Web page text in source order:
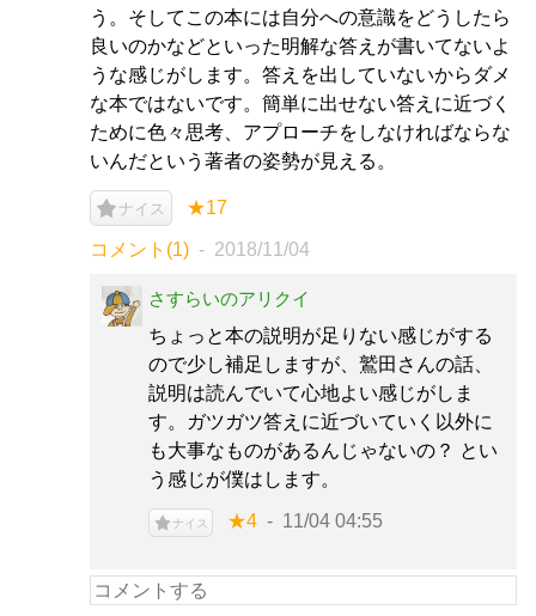
う。そしてこの本には自分への意識をどうしたら
良いのかなどといった明解な答えが書いてないよ
うな感じがします。答えを出していないからダメ
な本ではないです。簡単に出せない答えに近づく
ために色々思考、アプローチをしなければならな
いんだという著者の姿勢が見える。
ナイス ★17
コメント(1) 2018/11/04
さすらいのアリクイ
ちょっと本の説明が足りない感じがする
ので少し補足しますが、鷲田さんの話、
説明は読んでいて心地よい感じがしま
す。ガツガツ答えに近づいていく以外に
も大事なものがあるんじゃないの？ とい
う感じが僕はします。
ナイス ★4 11/04 04:55